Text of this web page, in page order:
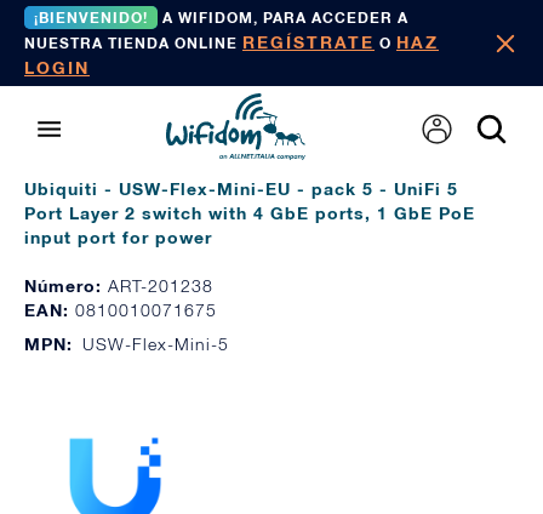
¡BIENVENIDO!
A WIFIDOM, PARA ACCEDER A
NUESTRA TIENDA ONLINE REGÍSTRATE O HAZ
LOGIN
Ubiquiti - USW-Flex-Mini-EU - pack 5 - UniFi 5
Port Layer 2 switch with 4 GbE ports, 1 GbE PoE
input port for power
Número: ART-201238
EAN: 0810010071675
MPN:
USW-Flex-Mini-5